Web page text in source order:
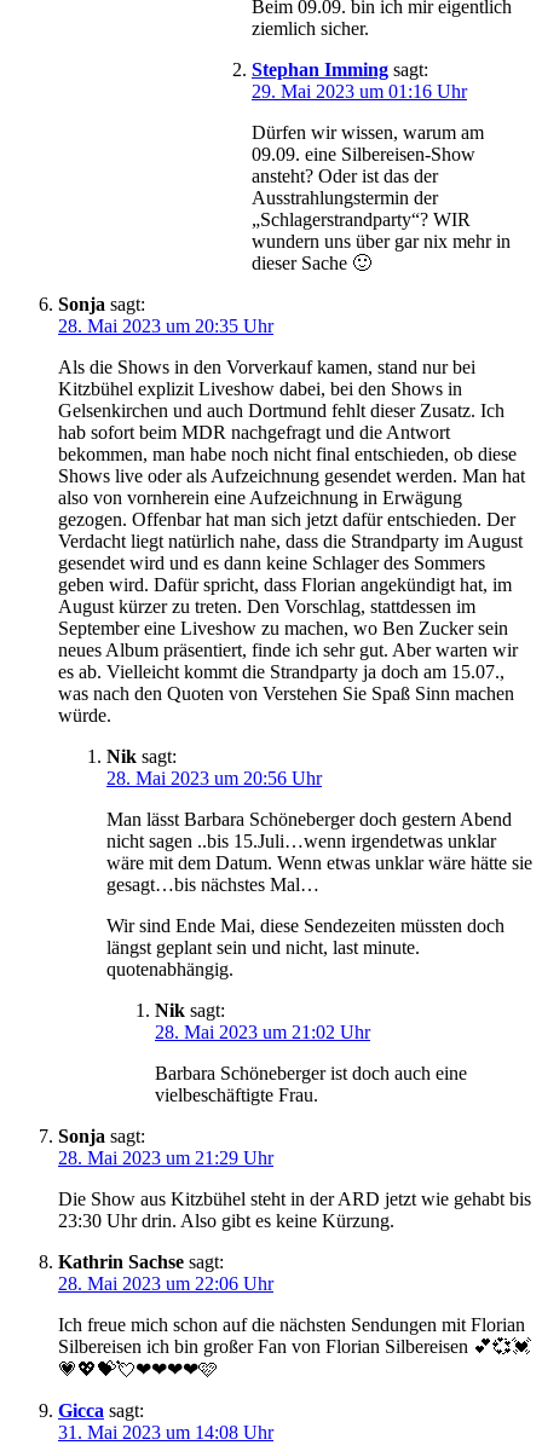
Beim 09.09. bin ich mir eigentlich
ziemlich sicher.
Stephan Imming sagt:
29. Mai 2023 um 01:16 Uhr
Dürfen wir wissen, warum am
09.09. eine Silbereisen-Show
ansteht? Oder ist das der
Ausstrahlungstermin der
„Schlagerstrandparty“? WIR
wundern uns über gar nix mehr in
dieser Sache 🙂
Sonja sagt:
28. Mai 2023 um 20:35 Uhr
Als die Shows in den Vorverkauf kamen, stand nur bei
Kitzbühel explizit Liveshow dabei, bei den Shows in
Gelsenkirchen und auch Dortmund fehlt dieser Zusatz. Ich
hab sofort beim MDR nachgefragt und die Antwort
bekommen, man habe noch nicht final entschieden, ob diese
Shows live oder als Aufzeichnung gesendet werden. Man hat
also von vornherein eine Aufzeichnung in Erwägung
gezogen. Offenbar hat man sich jetzt dafür entschieden. Der
Verdacht liegt natürlich nahe, dass die Strandparty im August
gesendet wird und es dann keine Schlager des Sommers
geben wird. Dafür spricht, dass Florian angekündigt hat, im
August kürzer zu treten. Den Vorschlag, stattdessen im
September eine Liveshow zu machen, wo Ben Zucker sein
neues Album präsentiert, finde ich sehr gut. Aber warten wir
es ab. Vielleicht kommt die Strandparty ja doch am 15.07.,
was nach den Quoten von Verstehen Sie Spaß Sinn machen
würde.
Nik sagt:
28. Mai 2023 um 20:56 Uhr
Man lässt Barbara Schöneberger doch gestern Abend
nicht sagen ..bis 15.Juli…wenn irgendetwas unklar
wäre mit dem Datum. Wenn etwas unklar wäre hätte sie
gesagt…bis nächstes Mal…
Wir sind Ende Mai, diese Sendezeiten müssten doch
längst geplant sein und nicht, last minute.
quotenabhängig.
Nik sagt:
28. Mai 2023 um 21:02 Uhr
Barbara Schöneberger ist doch auch eine
vielbeschäftigte Frau.
Sonja sagt:
28. Mai 2023 um 21:29 Uhr
Die Show aus Kitzbühel steht in der ARD jetzt wie gehabt bis
23:30 Uhr drin. Also gibt es keine Kürzung.
Kathrin Sachse sagt:
28. Mai 2023 um 22:06 Uhr
Ich freue mich schon auf die nächsten Sendungen mit Florian
Silbereisen ich bin großer Fan von Florian Silbereisen 💕💞💓
💗💖💝💘❤❤❤❤🩷
Gicca sagt:
31. Mai 2023 um 14:08 Uhr